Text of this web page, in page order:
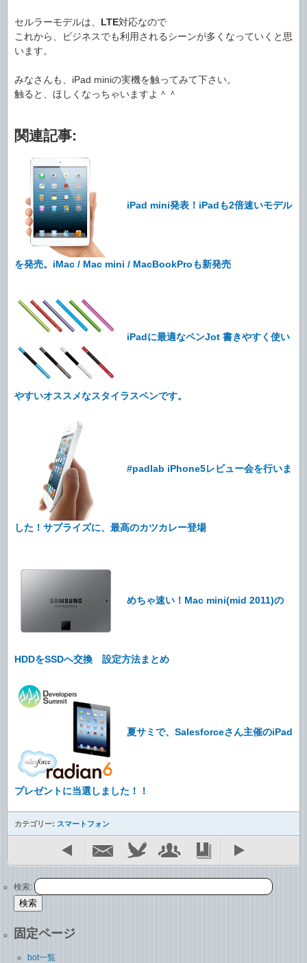
セルラーモデルは、 LTE対応なので
これから、ビジネスでも利用されるシーンが多くなっていくと思
います。
みなさんも、iPad miniの実機を触ってみて下さい。
触ると、ほしくなっちゃいますよ＾＾
関連記事:
iPad mini発表！iPadも2倍速いモデル
を発売。iMac / Mac mini / MacBookProも新発売
iPadに最適なペンJot 書きやすく使い
やすいオススメなスタイラスペンです。
#padlab iPhone5レビュー会を行いま
した！サプライズに、最高のカツカレー登場
めちゃ速い！Mac mini(mid 2011)の
HDDをSSDへ交換 設定方法まとめ
夏サミで、Salesforceさん主催のiPad
プレゼントに当選しました！！
カテゴリー: スマートフォン
検索:
固定ページ
bot一覧